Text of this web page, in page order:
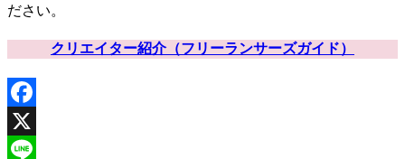
ださい。
クリエイター紹介（フリーランサーズガイド）
Facebook
X